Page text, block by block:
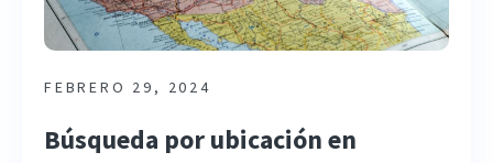
FEBRERO 29, 2024
Búsqueda por ubicación en